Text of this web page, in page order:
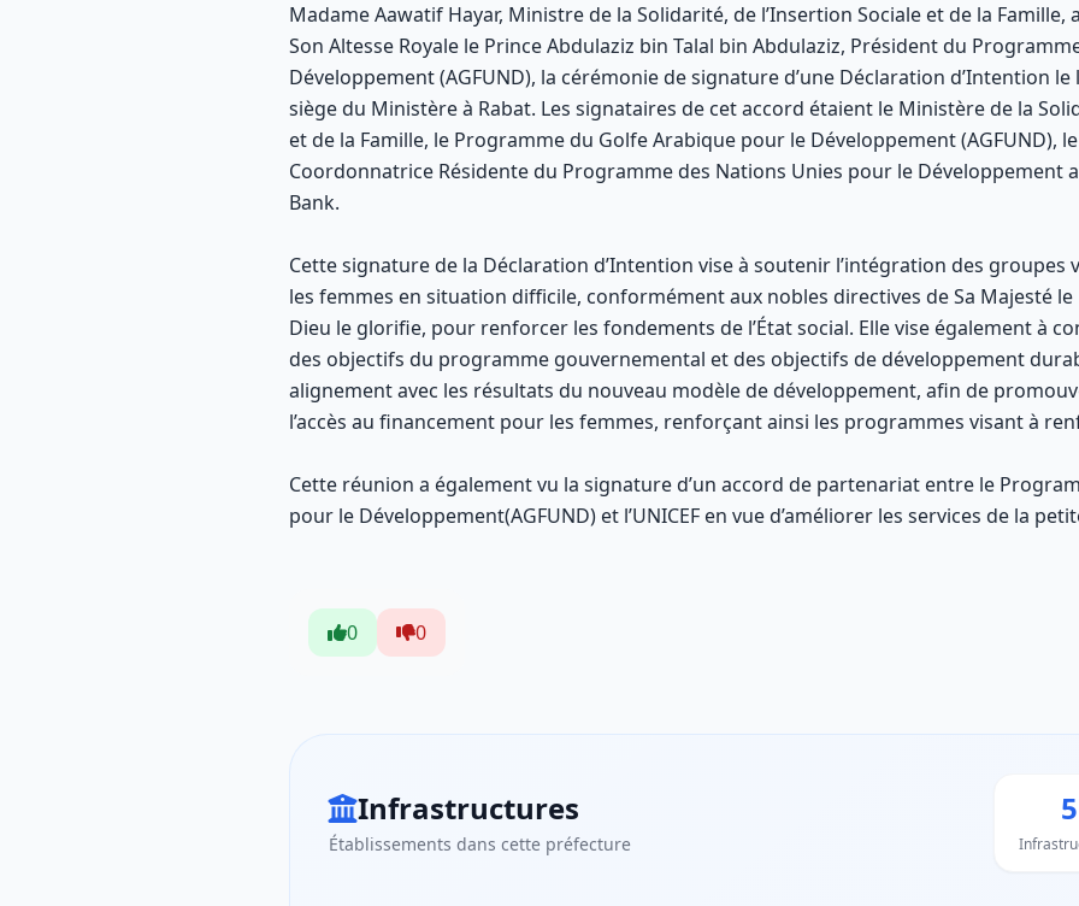
Madame Aawatif Hayar, Ministre de la Solidarité, de l’Insertion Sociale et de la
Son Altesse Royale le Prince Abdulaziz bin Talal bin Abdulaziz, Président du
Développement (AGFUND), la cérémonie de signature d’une Déclaration d’Intention
siège du Ministère à Rabat. Les signataires de cet accord étaient le Ministère de la
et de la Famille, le Programme du Golfe Arabique pour le Développement (AGFUND),
Coordonnatrice Résidente du Programme des Nations Unies pour le Développement
Bank.
Cette signature de la Déclaration d’Intention vise à soutenir l’intégration des groupes
les femmes en situation difficile, conformément aux nobles directives de Sa Majesté
Dieu le glorifie, pour renforcer les fondements de l’État social. Elle vise également à
des objectifs du programme gouvernemental et des objectifs de développement
alignement avec les résultats du nouveau modèle de développement, afin de
l’accès au financement pour les femmes, renforçant ainsi les programmes visant à
Cette réunion a également vu la signature d’un accord de partenariat entre le
pour le Développement(AGFUND) et l’UNICEF en vue d’améliorer les services de la
0 0
Infrastructures
Établissements dans cette préfecture
5